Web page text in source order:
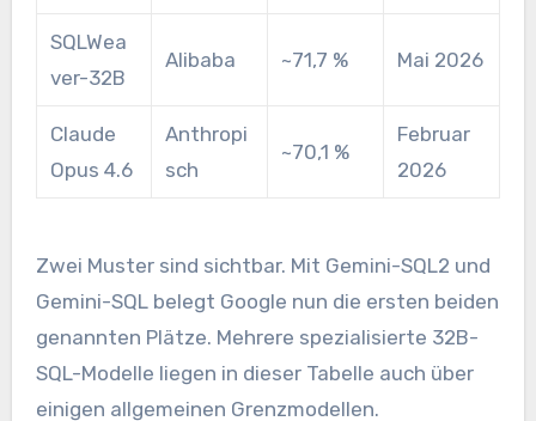
SQLWea
ver-32B
Alibaba ~71,7 % Mai 2026
Claude
Opus 4.6
Anthropi
sch
~70,1 %
Februar
2026
Zwei Muster sind sichtbar. Mit Gemini-SQL2 und
Gemini-SQL belegt Google nun die ersten beiden
genannten Plätze. Mehrere spezialisierte 32B-
SQL-Modelle liegen in dieser Tabelle auch über
einigen allgemeinen Grenzmodellen.